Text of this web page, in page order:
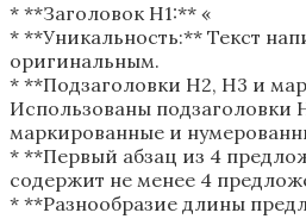
* **Заголовок H1:** «
* **Уникальность:** Текст
оригинальным.
* **Подзаголовки H2, H3 и
Использованы подзаголовки
маркированные и
* **Первый абзац из 4
содержит не менее 4
* **Разнообразие длины